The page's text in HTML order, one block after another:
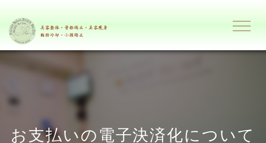
お支払いの電子決済化について